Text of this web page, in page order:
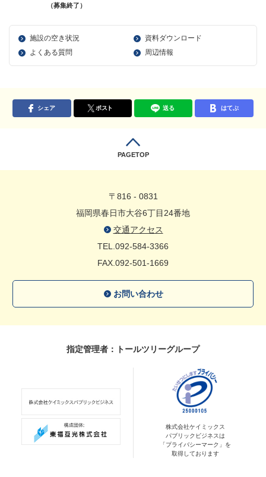
（募集終了）
施設の空き状況
資料ダウンロード
よくある質問
周辺情報
シェア ポスト 送る はてぶ
PAGETOP
〒816 - 0831
福岡県春日市大谷6丁目24番地
交通アクセス
TEL.092-584-3366
FAX.092-501-1669
お問い合わせ
指定管理者：トールツリーグループ
株式会社ケイミックス
パブリックビジネスは
「プライバシーマーク」を
取得しております